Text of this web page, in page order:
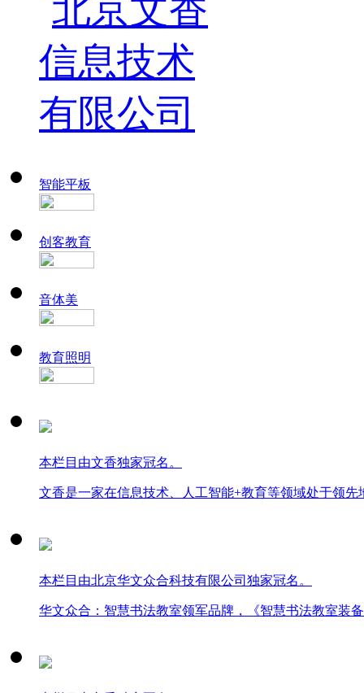
智能平板
创客教育
音体美
教育照明
本栏目由文香独家冠名。
文香是一家在信息技术、人工智能+教育等领域处于领
本栏目由北京华文众合科技有限公司独家冠名。
华文众合：智慧书法教室领军品牌，《智慧书法教室装